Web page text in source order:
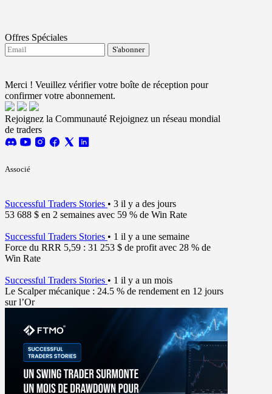
Offres Spéciales
S'abonner
Merci ! Veuillez vérifier votre boîte de réception pour
confirmer votre abonnement.
Rejoignez la Communauté Rejoignez un réseau mondial
de traders
Associé
Successful Traders Stories • 3 il y a des jours
53 688 $ en 2 semaines avec 59 % de Win Rate
Successful Traders Stories • 1 il y a une semaine
Force du RRR 5,59 : 31 253 $ de profit avec 28 % de
Win Rate
Successful Traders Stories • 1 il y a un mois
Le Scalper mécanique : 24.5 % de rendement en 12 jours
sur l’Or